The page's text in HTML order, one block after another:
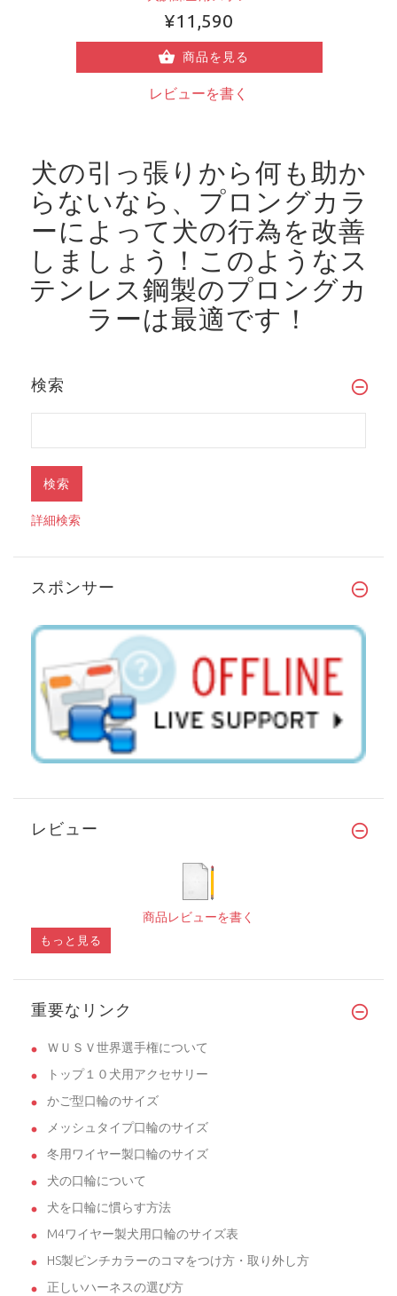
¥11,590
商品を見る
レビューを書く
犬の引っ張りから何も助か
らないなら、プロングカラ
ーによって犬の行為を改善
しましょう！ このようなス
テンレス鋼製のプロングカ
ラーは最適です！
検索
詳細検索
スポンサー
レビュー
商品レビューを書く
もっと見る
重要なリンク
ＷＵＳＶ世界選手権について
トップ１０犬用アクセサリー
かご型口輪のサイズ
メッシュタイプ口輪のサイズ
冬用ワイヤー製口輪のサイズ
犬の口輪について
犬を口輪に慣らす方法
M4ワイヤー製犬用口輪のサイズ表
HS製ピンチカラーのコマをつけ方・取り外し方
正しいハーネスの選び方